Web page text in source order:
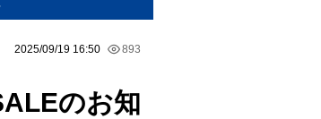
2025/09/19 16:50 893
のお知